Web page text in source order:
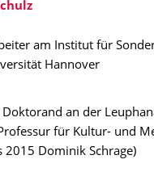
am Institut für
Hannover
an der
für Kultur- und
2015 Dominik Schrage)